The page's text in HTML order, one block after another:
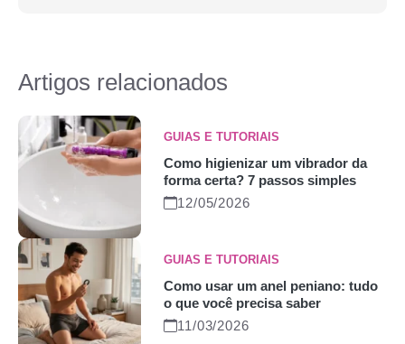
Artigos relacionados
GUIAS E TUTORIAIS
Como higienizar um vibrador da
forma certa? 7 passos simples
12/05/2026
GUIAS E TUTORIAIS
Como usar um anel peniano: tudo
o que você precisa saber
11/03/2026